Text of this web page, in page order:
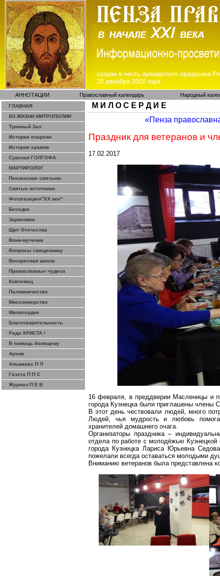
АННОТАЦИИ Православный календарь Народный
ГЛАВНАЯ
ИЗ ЖИЗНИ МИТРОПОЛИИ
Тронный Зал
История епархии
История храмов
Сурская ГОЛГОФА
МАРТИРОЛОГ
Пензенские святыни
Святые источники
Фотогалерея"ХХ век"
Беседка
Зарисовки
Щит Отечества
Воин-мученик
Вопросы священнику
Воскресная школа
Православные чудеса
Ковчежец
Паломничество
Миссионерство
Милосердие
Благотворительность
Ради ХРИСТА !
В помощь болящему
Архив
Альманах П Л
Газета П П С
Журнал П Е В
М И Л О С Е Р Д И Е
«Пенза
Праздник для ветеранов и
17.02.2017
16 февраля, в преддверии Масленицы и
города Кузнецка были приглашены члены
В этот день чествовали людей, много
Людей, чья мудрость и любовь
хранителей домашнего очага.
Организаторы праздника –
отдела по работе с молодёжью Кузнецкой
города Кузнецка Лариса Юрьевна
пожелали всегда оставаться молодыми
Вниманию ветеранов была